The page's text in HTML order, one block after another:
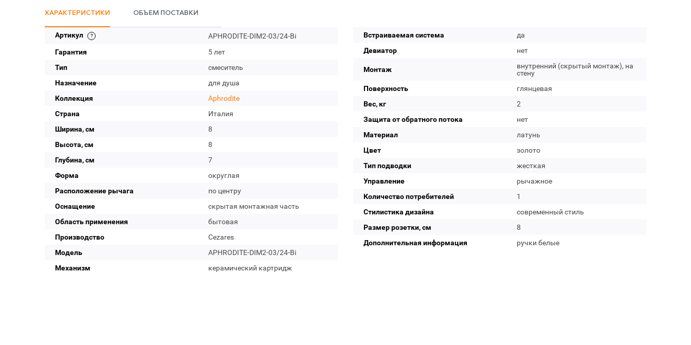
ХАРАКТЕРИСТИКИ ОБЪЕМ ПОСТАВКИ
Артикул
APHRODITE-DIM2-03/24-Bi
Гарантия
5 лет
Тип
смеситель
Назначение
для душа
Коллекция
Aphrodite
Страна
Италия
Ширина, см
8
Высота, см
8
Глубина, см
7
Форма
округлая
Расположение рычага
по центру
Оснащение
скрытая монтажная часть
Область применения
бытовая
Производство
Cezares
Модель
APHRODITE-DIM2-03/24-Bi
Механизм
керамический картридж
Встраиваемая система
да
Девиатор
нет
Монтаж
внутренний (скрытый монтаж), на
стену
Поверхность
глянцевая
Вес, кг
2
Защита от обратного потока
нет
Материал
латунь
Цвет
золото
Тип подводки
жесткая
Управление
рычажное
Количество потребителей
1
Стилистика дизайна
современный стиль
Размер розетки, см
8
Дополнительная информация
ручки белые